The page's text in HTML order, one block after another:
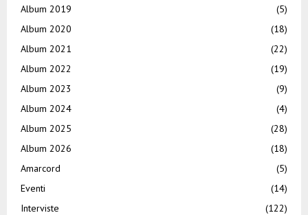
Album 2019
(5)
Album 2020
(18)
Album 2021
(22)
Album 2022
(19)
Album 2023
(9)
Album 2024
(4)
Album 2025
(28)
Album 2026
(18)
Amarcord
(5)
Eventi
(14)
Interviste
(122)